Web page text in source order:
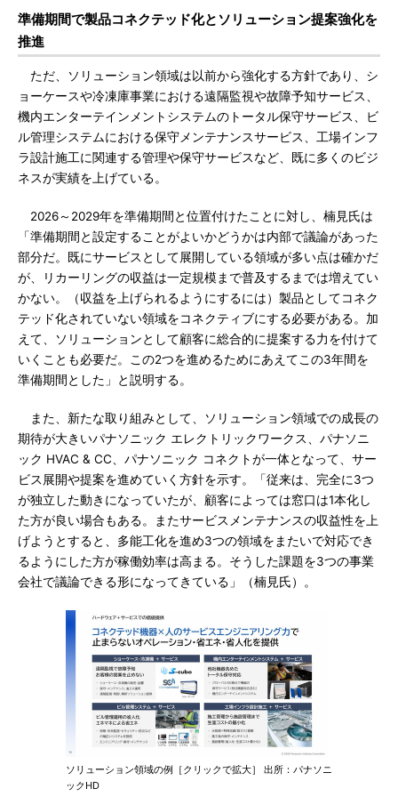
準備期間で製品コネクテッド化とソリューション提案強化を
推進
ただ、ソリューション領域は以前から強化する方針であり、シ
ョーケースや冷凍庫事業における遠隔監視や故障予知サービス、
機内エンターテインメントシステムのトータル保守サービス、ビ
ル管理システムにおける保守メンテナンスサービス、工場インフ
ラ設計施工に関連する管理や保守サービスなど、既に多くのビジ
ネスが実績を上げている。
2026～2029年を準備期間と位置付けたことに対し、楠見氏は
「準備期間と設定することがよいかどうかは内部で議論があった
部分だ。既にサービスとして展開している領域が多い点は確かだ
が、リカーリングの収益は一定規模まで普及するまでは増えてい
かない。（収益を上げられるようにするには）製品としてコネク
テッド化されていない領域をコネクティブにする必要がある。加
えて、ソリューションとして顧客に総合的に提案する力を付けて
いくことも必要だ。この2つを進めるためにあえてこの3年間を
準備期間とした」と説明する。
また、新たな取り組みとして、ソリューション領域での成長の
期待が大きいパナソニック エレクトリックワークス、パナソニ
ック HVAC & CC、パナソニック コネクトが一体となって、サー
ビス展開や提案を進めていく方針を示す。「従来は、完全に3つ
が独立した動きになっていたが、顧客によっては窓口は1本化し
た方が良い場合もある。またサービスメンテナンスの収益性を上
げようとすると、多能工化を進め3つの領域をまたいで対応でき
るようにした方が稼働効率は高まる。そうした課題を3つの事業
会社で議論できる形になってきている」（楠見氏）。
ソリューション領域の例［クリックで拡大］ 出所：パナソニ
ックHD